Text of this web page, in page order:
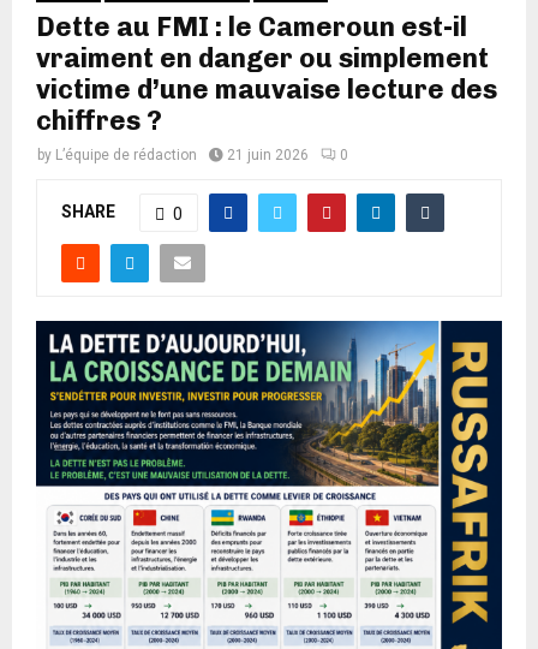
Dette au FMI : le Cameroun est-il
vraiment en danger ou simplement
victime d’une mauvaise lecture des
chiffres ?
by L’équipe de rédaction 21 juin 2026 0
SHARE 0